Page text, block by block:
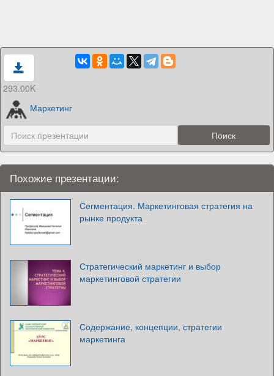
293.00K
Маркетинг
Похожие презентации:
Сегментация. Маркетинговая стратегия на
рынке продукта
Стратегический маркетинг и выбор
маркетинговой стратегии
Содержание, концепции, стратегии
маркетинга